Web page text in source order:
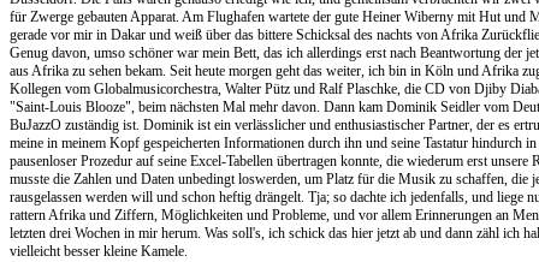
für Zwerge gebauten Apparat. Am Flughafen wartete der gute Heiner Wiberny mit Hut und
gerade vor mir in Dakar und weiß über das bittere Schicksal des nachts von Afrika
Genug davon, umso schöner war mein Bett, das ich allerdings erst nach Beantwortung der
aus Afrika zu sehen bekam. Seit heute morgen geht das weiter, ich bin in Köln und Afrika
Kollegen vom Globalmusicorchestra, Walter Pütz und Ralf Plaschke, die CD von Djiby
"Saint-Louis Blooze", beim nächsten Mal mehr davon. Dann kam Dominik Seidler vom
BuJazzO zuständig ist. Dominik ist ein verlässlicher und enthusiastischer Partner, der es
meine in meinem Kopf gespeicherten Informationen durch ihn und seine Tastatur hindurch
pausenloser Prozedur auf seine Excel-Tabellen übertragen konnte, die wiederum erst unsere
musste die Zahlen und Daten unbedingt loswerden, um Platz für die Musik zu schaffen, die
rausgelassen werden will und schon heftig drängelt. Tja; so dachte ich jedenfalls, und liege
rattern Afrika und Ziffern, Möglichkeiten und Probleme, und vor allem Erinnerungen an
letzten drei Wochen in mir herum. Was soll's, ich schick das hier jetzt ab und dann zähl ich
vielleicht besser kleine Kamele.